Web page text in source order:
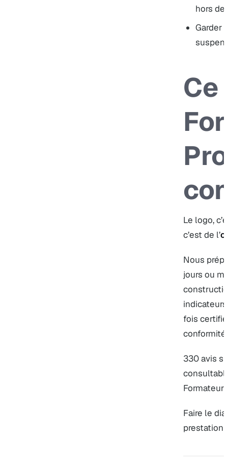
hors
Garder
Ce
Le logo,
c’est de l’
Nous
jours ou
fois
conformité.
330 avis
Formateur
Faire le
prestation